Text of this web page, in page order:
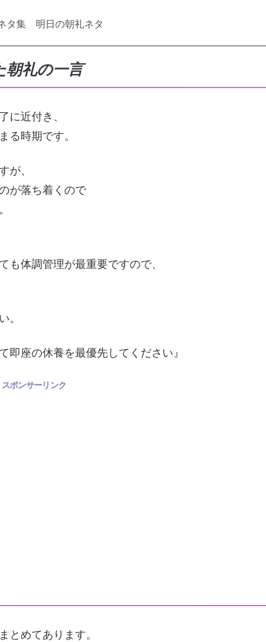
タ集 明日の朝礼ネタ
朝礼の一言
に近付き、
る時期です。
が、
が落ち着くので
も体調管理が最重要ですので、
。
即座の休養を最優先してください』
スポンサーリンク
とめてあります。